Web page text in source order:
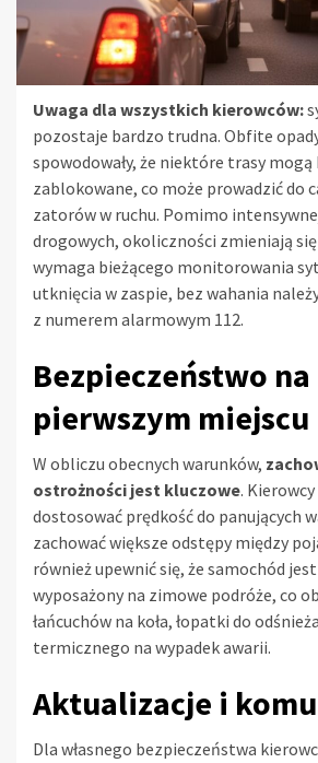
Uwaga dla wszystkich kierowców:
pozostaje bardzo trudna. Obfite
spowodowały, że niektóre trasy mogą
zablokowane, co może prowadzić do
zatorów w ruchu. Pomimo
drogowych, okoliczności zmieniają
wymaga bieżącego monitorowania
utknięcia w zaspie, bez wahania
z numerem alarmowym 112.
Bezpieczeństwo na
pierwszym miejscu
W obliczu obecnych warunków,
ostrożności jest kluczowe.
dostosować prędkość do panujących
zachować większe odstępy między
również upewnić się, że samochód
wyposażony na zimowe podróże, co
łańcuchów na koła, łopatki do
termicznego na wypadek awarii.
Aktualizacje i
Dla własnego bezpieczeństwa